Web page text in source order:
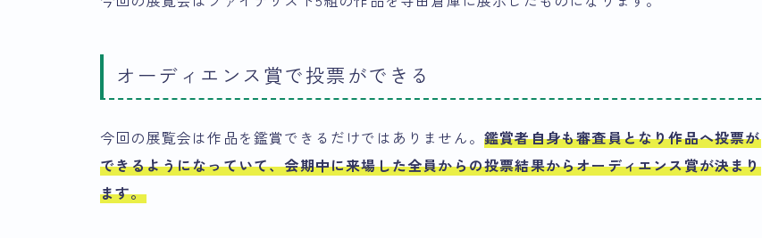
オーディエンス賞で投票ができる
今回の展覧会は作品を鑑賞できるだけではありません。 鑑賞者自身も審査員となり作品へ投票が
できるようになっていて、会期中に来場した全員からの投票結果からオーディエンス賞が決まり
ます。